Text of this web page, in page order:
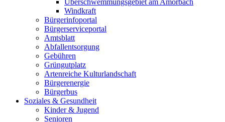
Überschwemmungsgebiet am Amorbach
Windkraft
Bürgerinfoportal
Bürgerserviceportal
Amtsblatt
Abfallentsorgung
Gebühren
Grüngutplatz
Artenreiche Kulturlandschaft
Bürgerenergie
Bürgerbus
Soziales & Gesundheit
Kinder & Jugend
Senioren